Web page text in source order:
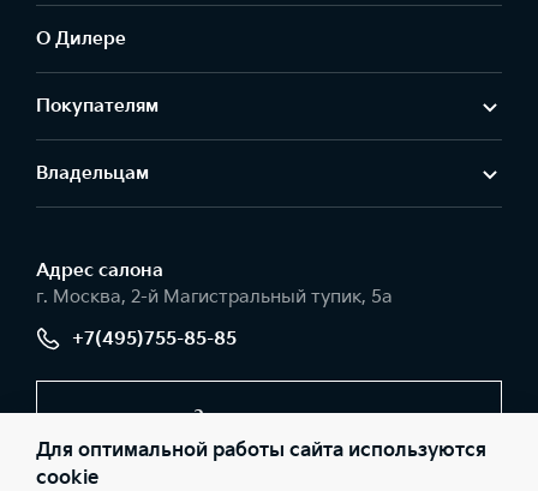
О Дилере
Покупателям
Владельцам
Адрес салонa
г. Москва, 2-й Магистральный тупик, 5а
+7(495)755-85-85
Заказать звонок
Для оптимальной работы сайта используются
cookie